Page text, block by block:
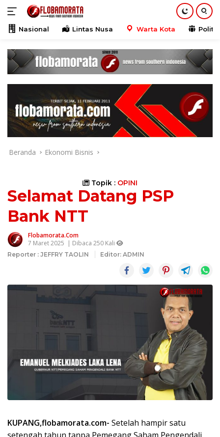
Langsung
kontenNasional Lintas Nusa Warta Kota Politik
Beranda Ekonomi Bisnis
Topik : OPINI
Selamat Datang PSP
Bank NTT
Flobamorata.com
7 Maret 2025 | Dibaca 250 Kali
Reporter : JEFFRY TAOLIN Editor: ADMIN
KUPANG,flobamorata.com- Setelah hampir satu